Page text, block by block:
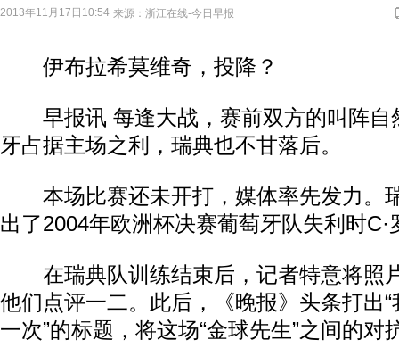
2013年11月17日10:54 来源： 浙江在线-今日早报
伊布拉希莫维奇，投降？
早报讯 每逢大战，赛前双方的叫阵自
牙占据主场之利，瑞典也不甘落后。
本场比赛还未开打，媒体率先发力。
出了2004年欧洲杯决赛葡萄牙队失利时C·
在瑞典队训练结束后，记者特意将照
他们点评一二。此后，《晚报》头条打出“
一次”的标题，将这场“金球先生”之间的对